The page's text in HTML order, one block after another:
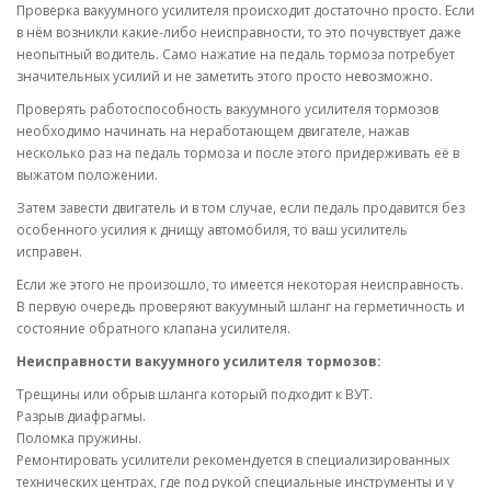
Проверка вакуумного усилителя происходит достаточно просто. Если
в нём возникли какие-либо неисправности, то это почувствует даже
неопытный водитель. Само нажатие на педаль тормоза потребует
значительных усилий и не заметить этого просто невозможно.
Проверять работоспособность вакуумного усилителя тормозов
необходимо начинать на неработающем двигателе, нажав
несколько раз на педаль тормоза и после этого придерживать её в
выжатом положении.
Затем завести двигатель и в том случае, если педаль продавится без
особенного усилия к днищу автомобиля, то ваш усилитель
исправен.
Если же этого не произошло, то имеется некоторая неисправность.
В первую очередь проверяют вакуумный шланг на герметичность и
состояние обратного клапана усилителя.
Неисправности вакуумного усилителя тормозов:
Трещины или обрыв шланга который подходит к ВУТ.
Разрыв диафрагмы.
Поломка пружины.
Ремонтировать усилители рекомендуется в специализированных
технических центрах, где под рукой специальные инструменты и у